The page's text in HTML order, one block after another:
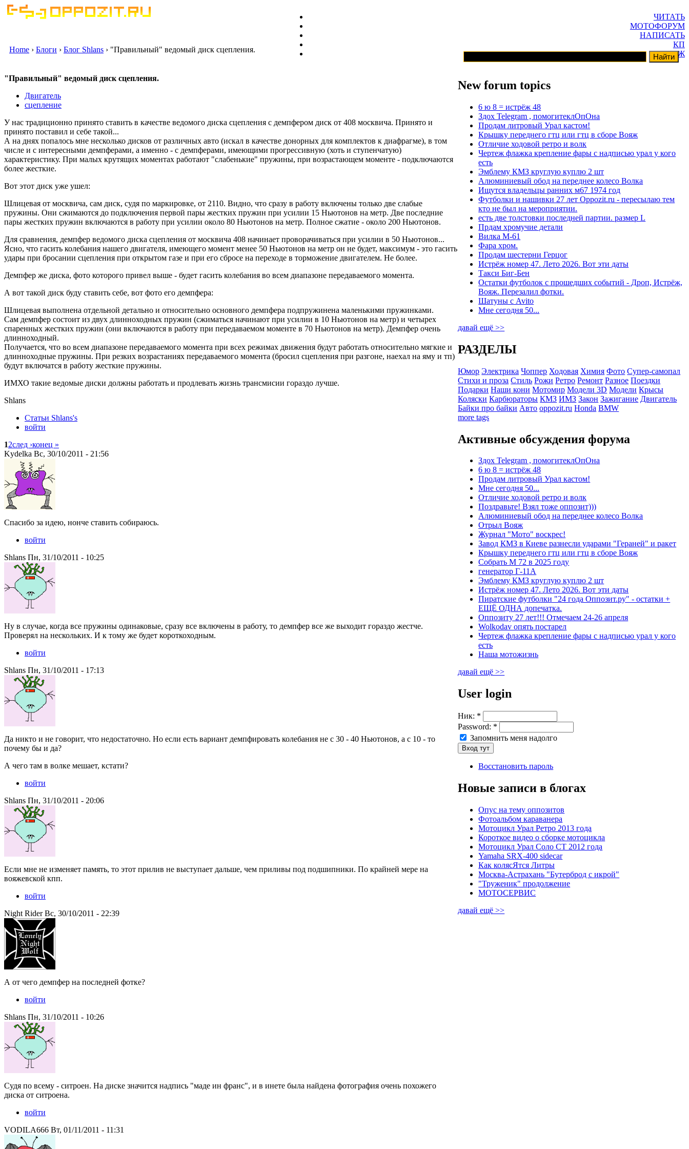
ЧИТАТЬ
МОТОФОРУМ
НАПИСАТЬ
КП
ГАРАЖ
Home › Блоги › Блог Shlans › "Правильный" ведомый диск сцепления.
"Правильный" ведомый диск сцепления.
Двигатель
сцепление
У нас традиционно принято ставить в качестве ведомого диска сцепления с демпфером диск от 408 москвича. Принято и
принято поставил и себе такой...
А на днях попалось мне несколько дисков от различных авто (искал в качестве донорных для комплектов к диафрагме), в том
числе и с интересными демпферами, а именно - с демпферами, имеющими прогрессивную (хоть и ступенчатую)
характеристику. При малых крутящих моментах работают "слабенькие" пружины, при возрастающем моменте - подключаются
более жесткие.
Вот этот диск уже ушел:
Шлицевая от москвича, сам диск, судя по маркировке, от 2110. Видно, что сразу в работу включены только две слабые
пружины. Они сжимаются до подключения первой пары жестких пружин при усилии 15 Ньютонов на метр. Две последние
пары жестких пружин включаются в работу при усилии около 80 Ньютонов на метр. Полное сжатие - около 200 Ньютонов.
Для сравнения, демпфер ведомого диска сцепления от москвича 408 начинает проворачиваться при усилии в 50 Ньютонов...
Ясно, что гасить колебания нашего двигателя, имеющего момент менее 50 Ньютонов на метр он не будет, максимум - это гасить
удары при бросании сцепления при открытом газе и при его сбросе на переходе в торможение двигателем. Не более.
Демпфер же диска, фото которого привел выше - будет гасить колебания во всем диапазоне передаваемого момента.
А вот такой диск буду ставить себе, вот фото его демпфера:
Шлицевая выполнена отдельной детально и относительно основного демпфера подпружинена маленькими пружинками.
Сам демпфер состоит из двух длинноходных пружин (сжиматься начинают при усилии в 10 Ньютонов на метр) и четырех
спаренных жестких пружин (они включаются в работу при передаваемом моменте в 70 Ньютонов на метр). Демпфер очень
длинноходный.
Получается, что во всем диапазоне передаваемого момента при всех режимах движения будут работать относительно мягкие и
длинноходные пружины. При резких возрастаниях передаваемого момента (бросил сцепления при разгоне, наехал на яму и тп)
будут включатся в работу жесткие пружины.
ИМХО такие ведомые диски должны работать и продлевать жизнь трансмисии гораздо лучше.
Shlans
Статьи Shlans's
войти
12след ›конец »
Kydelka Вс, 30/10/2011 - 21:56
Спасибо за идею, нонче ставить собираюсь.
войти
Shlans Пн, 31/10/2011 - 10:25
Ну в случае, когда все пружины одинаковые, сразу все включены в работу, то демпфер все же выходит гораздо жестче.
Проверял на нескольких. И к тому же будет короткоходным.
войти
Shlans Пн, 31/10/2011 - 17:13
Да никто и не говорит, что недостаточно. Но если есть вариант демпфировать колебания не с 30 - 40 Ньютонов, а с 10 - то
почему бы и да?
А чего там в волке мешает, кстати?
войти
Shlans Пн, 31/10/2011 - 20:06
Если мне не изменяет память, то этот прилив не выступает дальше, чем приливы под подшипники. По крайней мере на
вояжевской кпп.
войти
Night Rider Вс, 30/10/2011 - 22:39
А от чего демпфер на последней фотке?
войти
Shlans Пн, 31/10/2011 - 10:26
Судя по всему - ситроен. На диске значится надпись "маде ин франс", и в инете была найдена фотография очень похожего
диска от ситроена.
войти
VODILA666 Вт, 01/11/2011 - 11:31
New forum topics
6 ю 8 = истрёж 48
Здох Telegram , помогитеклОпОна
Продам литровый Урал кастом!
Крышку переднего гтц или гтц в сборе Вояж
Отличие ходовой ретро и волк
Чертеж флажка крепление фары с надписью урал у кого
есть
Эмблему КМЗ круглую куплю 2 шт
Алюминиевый обод на переднее колесо Волка
Ищутся владельцы ранних м67 1974 год
Футболки и нашивки 27 лет Oppozit.ru - пересылаю тем
кто не был на мероприятии.
есть две толстовки последней партии. размер L
Прдам хромучие детали
Вилка М-61
Фара хром.
Продам шестерни Герцог
Истрёж номер 47. Лето 2026. Вот эти даты
Такси Биг-Бен
Остатки футболок с прошедших событий - Дроп, Истрёж,
Вояж. Перезалил фотки.
Шатуны с Avito
Мне сегодня 50...
давай ещё >>
РАЗДЕЛЫ
Юмор Электрика Чоппер Ходовая Химия Фото Супер-самопал
Стихи и проза Стиль Рожи Ретро Ремонт Разное Поездки
Подарки Наши кони Мотомир Модели 3D Модели Крысы
Коляски Карбюраторы КМЗ ИМЗ Закон Зажигание Двигатель
Байки про байки Авто oppozit.ru Honda BMW
more tags
Активные обсуждения форума
Здох Telegram , помогитеклОпОна
6 ю 8 = истрёж 48
Продам литровый Урал кастом!
Мне сегодня 50...
Отличие ходовой ретро и волк
Поздравьте! Взял тоже оппозит)))
Алюминиевый обод на переднее колесо Волка
Отрыл Вояж
Журнал "Мото" воскрес!
Завод КМЗ в Киеве разнесли ударами "Гераней" и ракет
Крышку переднего гтц или гтц в сборе Вояж
Собрать М 72 в 2025 году
генератор Г-11А
Эмблему КМЗ круглую куплю 2 шт
Истрёж номер 47. Лето 2026. Вот эти даты
Пиратские футболки "24 года Оппозит.ру" - остатки +
ЕЩЁ ОДНА допечатка.
Оппозиту 27 лет!!! Отмечаем 24-26 апреля
Wolkodav опять постарел
Чертеж флажка крепление фары с надписью урал у кого
есть
Наша мотожизнь
давай ещё >>
User login
Ник: *
Password: *
Запомнить меня надолго
Восстановить пароль
Новые записи в блогах
Опус на тему оппозитов
Фотоальбом караванера
Мотоцикл Урал Ретро 2013 года
Короткое видео о сборке мотоцикла
Мотоцикл Урал Соло СТ 2012 года
Yamaha SRX-400 sidecar
Как колясЯтся Литры
Москва-Астрахань "Бутерброд с икрой"
"Труженик" продолжение
МОТОСЕРВИС
давай ещё >>